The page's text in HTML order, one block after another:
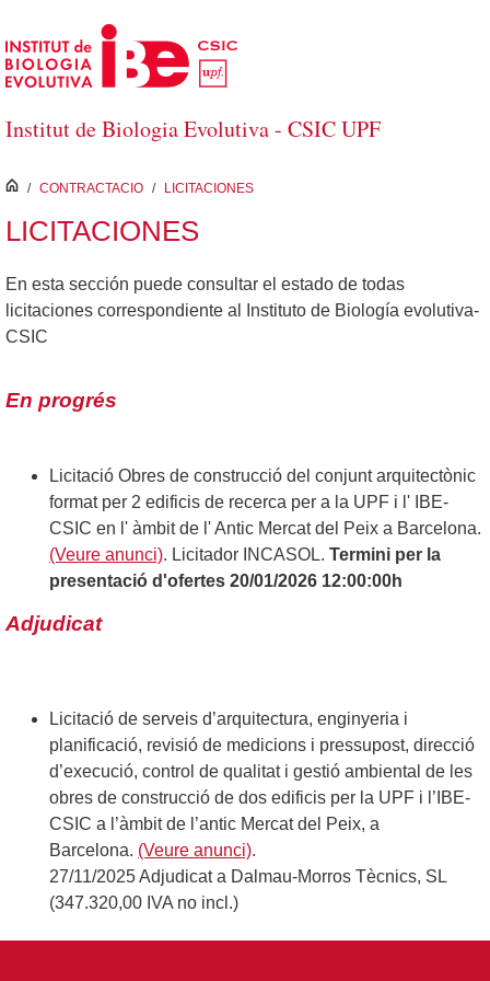
Salta al contingut principal
Institut de Biologia Evolutiva - CSIC UPF
inici
/ CONTRACTACIO / LICITACIONES
LICITACIONES
En esta sección puede consultar el estado de todas
licitaciones correspondiente al Instituto de Biología evolutiva-
CSIC
En progrés
Licitació Obres de construcció del conjunt arquitectònic
format per 2 edificis de recerca per a la UPF i l' IBE-
CSIC en l' àmbit de l' Antic Mercat del Peix a Barcelona.
(Veure anunci). Licitador INCASOL. Termini per la
presentació d'ofertes 20/01/2026 12:00:00h
Adjudicat
Licitació de serveis d’arquitectura, enginyeria i
planificació, revisió de medicions i pressupost, direcció
d’execució, control de qualitat i gestió ambiental de les
obres de construcció de dos edificis per la UPF i l’IBE-
CSIC a l’àmbit de l’antic Mercat del Peix, a
Barcelona. (Veure anunci).
27/11/2025 Adjudicat a Dalmau-Morros Tècnics, SL
(347.320,00 IVA no incl.)